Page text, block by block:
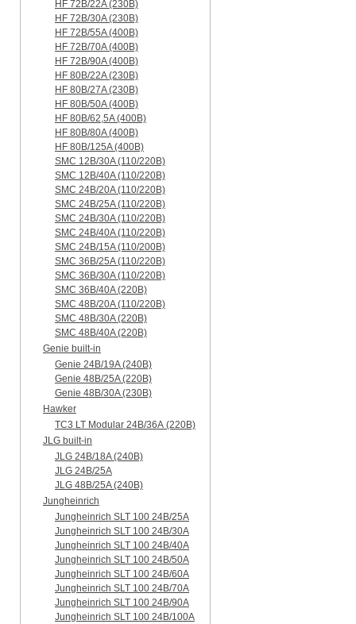
HF 72B/22A (230B)
HF 72B/30A (230B)
HF 72B/55A (400B)
HF 72B/70A (400B)
HF 72B/90A (400B)
HF 80B/22A (230B)
HF 80B/27A (230B)
HF 80B/50A (400B)
HF 80B/62,5A (400B)
HF 80B/80A (400B)
HF 80B/125A (400B)
SMC 12B/30A (110/220B)
SMC 12B/40A (110/220B)
SMC 24B/20A (110/220B)
SMC 24B/25A (110/220B)
SMC 24B/30A (110/220B)
SMC 24B/40A (110/220B)
SMC 24B/15A (110/200B)
SMC 36B/25A (110/220B)
SMC 36B/30A (110/220B)
SMC 36B/40A (220B)
SMC 48B/20A (110/220B)
SMC 48B/30A (220B)
SMC 48B/40A (220B)
Genie built-in
Genie 24B/19A (240B)
Genie 48B/25A (220B)
Genie 48B/30A (230B)
Hawker
TC3 LT Modular 24В/36А (220B)
JLG built-in
JLG 24B/18A (240B)
JLG 24B/25A
JLG 48B/25A (240B)
Jungheinrich
Jungheinrich SLT 100 24B/25A
Jungheinrich SLT 100 24B/30A
Jungheinrich SLT 100 24B/40A
Jungheinrich SLT 100 24B/50A
Jungheinrich SLT 100 24B/60A
Jungheinrich SLT 100 24B/70A
Jungheinrich SLT 100 24B/90A
Jungheinrich SLT 100 24B/100A